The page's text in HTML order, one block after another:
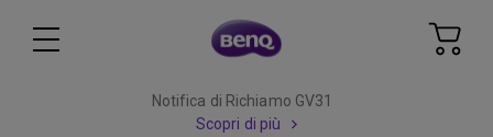
Notifica di Richiamo GV31
Scopri di più